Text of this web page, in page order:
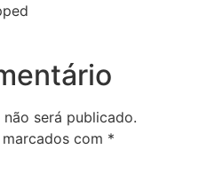
será publicado.
com *